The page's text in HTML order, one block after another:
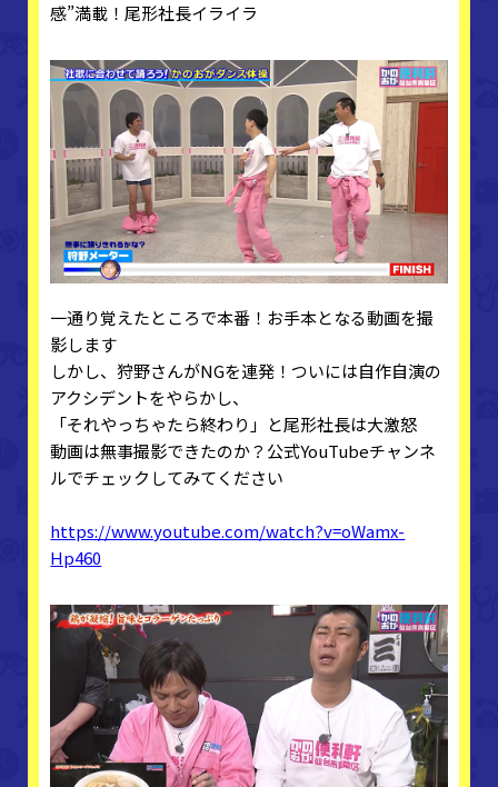
感”満載！尾形社長イライラ
一通り覚えたところで本番！お手本となる動画を撮
影します
しかし、狩野さんがNGを連発！ついには自作自演の
アクシデントをやらかし、
「それやっちゃたら終わり」と尾形社長は大激怒
動画は無事撮影できたのか？公式YouTubeチャンネ
ルでチェックしてみてください
https://www.youtube.com/watch?v=oWamx-
Hp460